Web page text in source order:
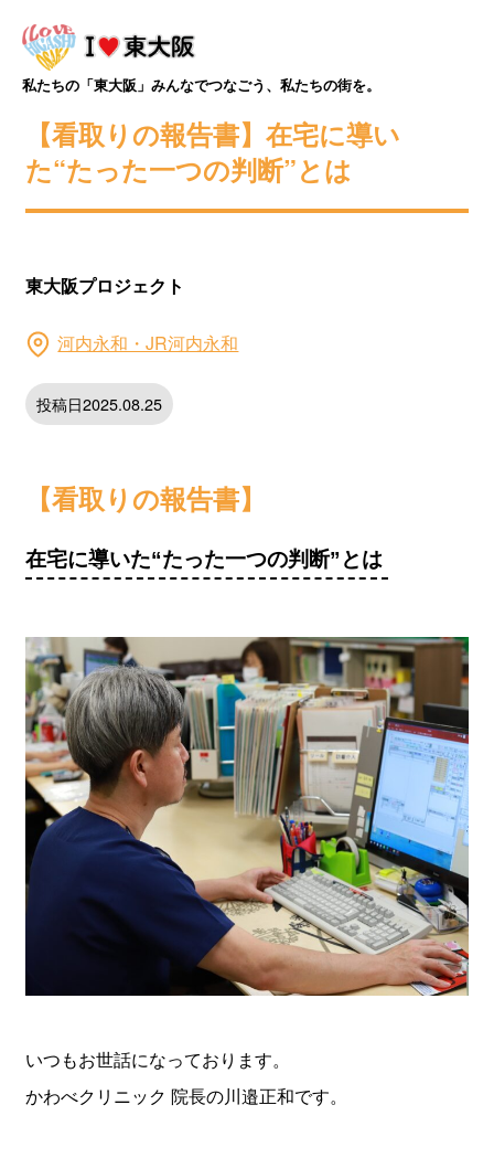
私たちの「東大阪」みんなでつなごう、私たちの街を。
【看取りの報告書】在宅に導い
た“たった一つの判断”とは
東大阪プロジェクト
河内永和・JR河内永和
投稿日2025.08.25
【看取りの報告書】
在宅に導いた“たった一つの判断”とは
いつもお世話になっております。
かわべクリニック 院長の川邉正和です。